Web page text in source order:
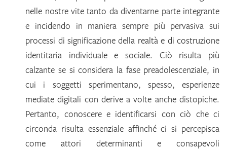
nelle nostre vite tanto da diventarne parte integrante
e incidendo in maniera sempre più pervasiva sui
processi di significazione della realtà e di costruzione
identitaria individuale e sociale. Ciò risulta più
calzante se si considera la fase preadolescenziale, in
cui i soggetti sperimentano, spesso, esperienze
mediate digitali con derive a volte anche distopiche.
Pertanto, conoscere e identificarsi con ciò che ci
circonda risulta essenziale affinché ci si percepisca
come attori determinanti e consapevoli